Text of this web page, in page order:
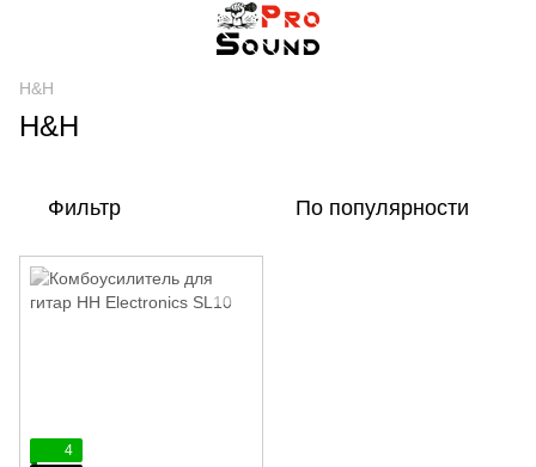
H&H
H&H
Фильтр По популярности
4